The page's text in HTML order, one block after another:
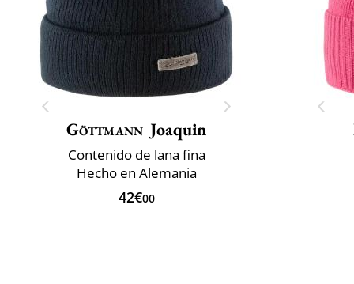
Göttmann Joaquin
Contenido de lana fina
Hecho en Alemania
42€00